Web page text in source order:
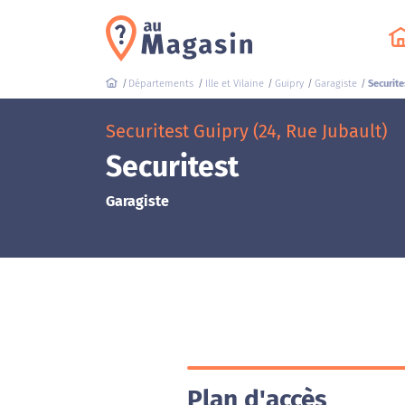
Départements Ille et Vilaine Guipry Garagiste
Securitest Guipry (24, Rue Jubault)
Securitest
Garagiste